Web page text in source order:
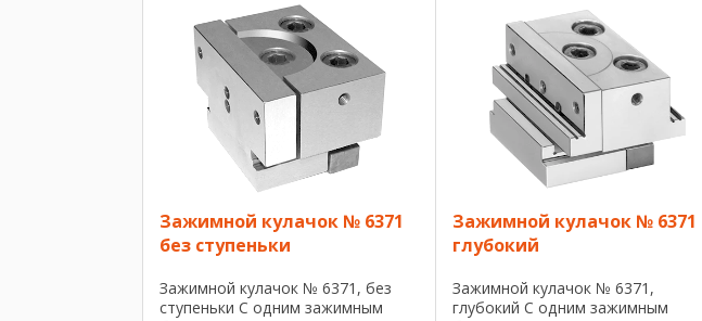
Зажимной кулачок № 6371
без ступеньки
Зажимной кулачок № 6371, без
ступеньки С одним зажимным
Зажимной кулачок № 6371
глубокий
Зажимной кулачок № 6371,
глубокий С одним зажимным